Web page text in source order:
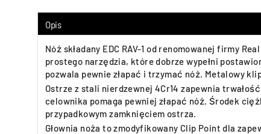
Opis
Nóż składany EDC RAV-1 od renomowanej firmy
prostego narzędzia, które dobrze wypełni
pozwala pewnie złapać i trzymać nóż. Metalowy
Ostrze z stali nierdzewnej 4Cr14 zapewnia
celownika pomaga pewniej złapać nóż. Środek
przypadkowym zamknięciem ostrza.
Głownia noża to zmodyfikowany Clip Point dla